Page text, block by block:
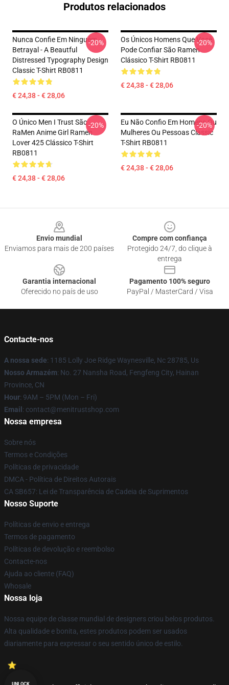
Produtos relacionados
Nunca Confie Em Ninguém -
Betrayal - A Beautful
Distressed Typography Design
Classic T-Shirt RB0811
€ 24,38 - € 28,06
-20%
Os Únicos Homens Que Você
Pode Confiar São Ramen
Clássico T-Shirt RB0811
€ 24,38 - € 28,06
-20%
O Único Men I Trust São
RaMen Anime Girl Ramen
Lover 425 Clássico T-Shirt
RB0811
€ 24,38 - € 28,06
-20%
Eu Não Confio Em Homens Ou
Mulheres Ou Pessoas Classic
T-Shirt RB0811
€ 24,38 - € 28,06
-20%
Envio mundial
Enviamos para mais de 200 países
Compre com confiança
Protegido 24/7, do clique à
entrega
Garantia internacional
Oferecido no país de uso
Pagamento 100% seguro
PayPal / MasterCard / Visa
Contacte-nos
A nossa sede: 1185 Lolly Joe Ridge Waynesville, Nc 28785, Us
Nosso Armazém: No. 27 Nansha Road, Fengfeng City, Hainan
Province, CN
Hour: 9AM – 5PM (Mon – Fri)
Email : contact@menitrustshop.com
Nossa empresa
Sobre nós
Termos e Condições
Políticas de privacidade
DMCA - Política de Direitos Autorais
CA SB657: Lei de Transparência de Cadeia de Suprimentos
Nosso Suporte
Políticas de envio e entrega
Termos de pagamento
Políticas de devolução e reembolso
Contacte-nos
Ajuda ao cliente (FAQ)
Whosale
Nossa loja
Nossa equipe de classe mundial de designers criou belos produtos.
Alta qualidade e bonita, estes produtos podem ser usados
diariamente para expressar o seu sentido único de estilo.
UNLOCK